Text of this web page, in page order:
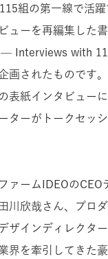
組の第一線で活
ューを再編集した
— Interviews with
画されたものです
表紙インタビュー
ターがトークセッ
ァームIDEOのCEO
川欣哉さん、プロ
ザインディレクタ
界を牽引してきた